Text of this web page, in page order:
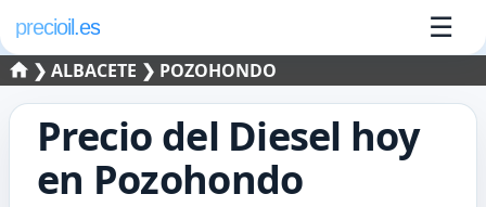
precioil.es ☰
❯ALBACETE ❯ POZOHONDO
Precio del Diesel hoy
en Pozohondo